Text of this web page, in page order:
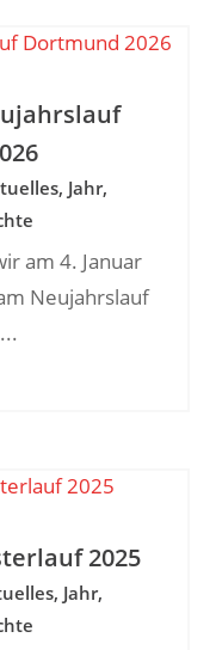
, Jahr,
am 4. Januar
Neujahrslauf
2025
, Jahr,